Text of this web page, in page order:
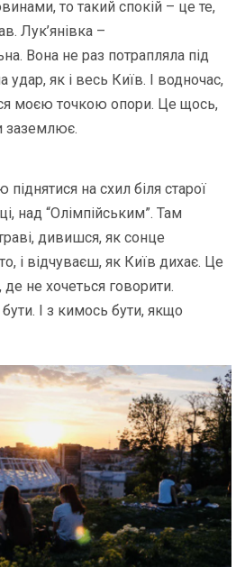
то такий спокій – це те,
Лук’янівка –
Вона не раз потрапляла під
удар, як і весь Київ. І водночас,
моєю точкою опори. Це щось,
на схил біля старої
над “Олімпійським”. Там
дивишся, як сонце
і відчуваєш, як Київ дихає. Це
де не хочеться говорити.
І з кимось бути, якщо